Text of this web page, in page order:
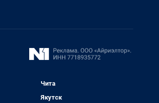
Чита
Якутск